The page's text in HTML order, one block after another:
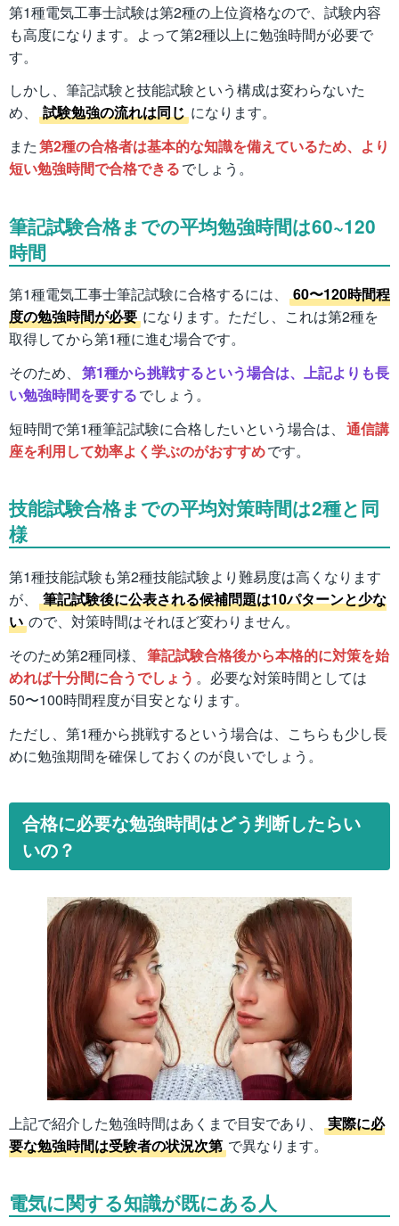
第1種電気工事士試験は第2種の上位資格なので、試験内容
も高度になります。よって第2種以上に勉強時間が必要で
す。
しかし、筆記試験と技能試験という構成は変わらないた
め、
試験勉強の流れは同じ になります。
また第2種の合格者は基本的な知識を備えているため、より
短い勉強時間で合格できるでしょう。
筆記試験合格までの平均勉強時間は60~120
時間
第1種電気工事士筆記試験に合格するには、
60〜120時間程
度の勉強時間が必要 になります。ただし、これは第2種を
取得してから第1種に進む場合です。
そのため、 第1種から挑戦するという場合は、上記よりも長
い勉強時間を要するでしょう。
短時間で第1種筆記試験に合格したいという場合は、 通信講
座を利用して効率よく学ぶのがおすすめです。
技能試験合格までの平均対策時間は2種と同
様
第1種技能試験も第2種技能試験より難易度は高くなります
が、
筆記試験後に公表される候補問題は10パターンと少な
い ので、対策時間はそれほど変わりません。
そのため第2種同様、 筆記試験合格後から本格的に対策を始
めれば十分間に合うでしょう 。必要な対策時間としては
50〜100時間程度が目安となります。
ただし、第1種から挑戦するという場合は、こちらも少し長
めに勉強期間を確保しておくのが良いでしょう。
合格に必要な勉強時間はどう判断したらい
いの？
上記で紹介した勉強時間はあくまで目安であり、
実際に必
要な勉強時間は受験者の状況次第 で異なります。
電気に関する知識が既にある人